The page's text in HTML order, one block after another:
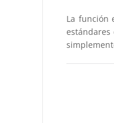
La función